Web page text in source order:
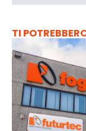
TI